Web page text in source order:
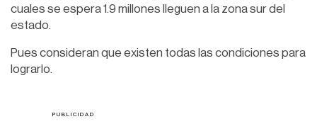
cuales se espera 1.9 millones lleguen a la zona sur del
estado.
Pues consideran que existen todas las condiciones para
lograrlo.